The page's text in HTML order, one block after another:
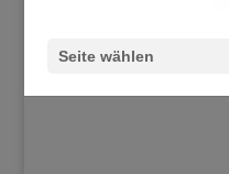
Seite wählen